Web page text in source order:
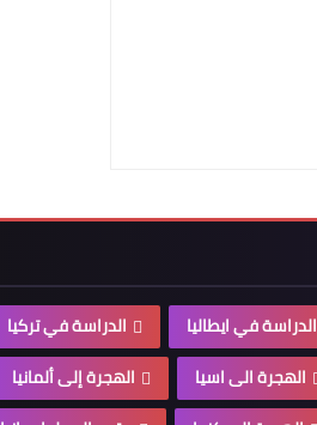
الدراسة في ايطاليا الدراسة في تركيا
الهجرة الى اسيا الهجرة إلى ألمانيا